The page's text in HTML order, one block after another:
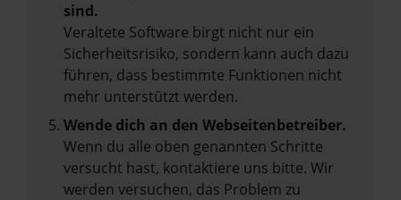
sind.
Veraltete Software birgt nicht nur ein
Sicherheitsrisiko, sondern kann auch dazu
führen, dass bestimmte Funktionen nicht
mehr unterstützt werden.
Wende dich an den Webseitenbetreiber.
Wenn du alle oben genannten Schritte
versucht hast, kontaktiere uns bitte. Wir
werden versuchen, das Problem zu